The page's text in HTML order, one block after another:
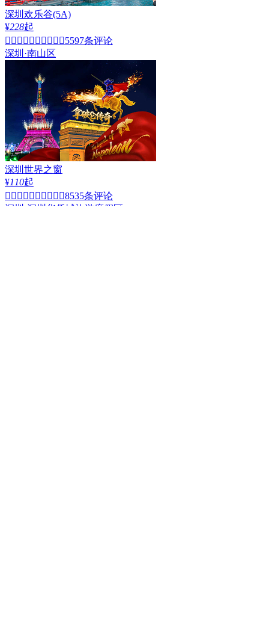
深圳欢乐谷(5A)
¥228起
 5597条评论
深圳·南山区
深圳世界之窗
¥110起
 8535条评论
深圳·深圳华侨城旅游度假区